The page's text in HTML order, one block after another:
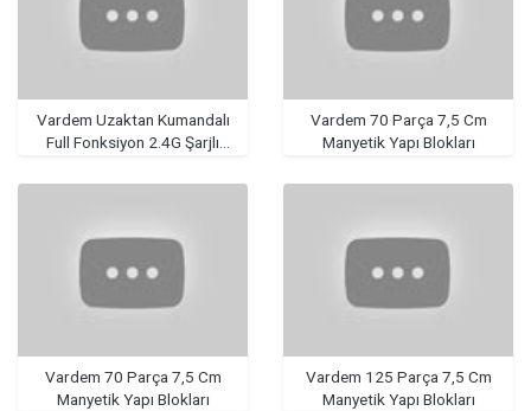
Vardem Uzaktan Kumandalı
Full Fonksiyon 2.4G Şarjlı
Vardem 70 Parça 7,5 Cm
Manyetik Yapı Blokları
Vardem 70 Parça 7,5 Cm
Manyetik Yapı Blokları
Vardem 125 Parça 7,5 Cm
Manyetik Yapı Blokları